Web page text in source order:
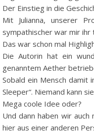
Der Einstieg in die
Mit Julianna, unserer
sympathischer war mir ihr
Das war schon mal
Die Autorin hat ein
genanntem Aether
Sobald ein Mensch damit
Sleeper“. Niemand kann
Mega coole Idee oder?
Und dann haben wir
hier aus einer anderen